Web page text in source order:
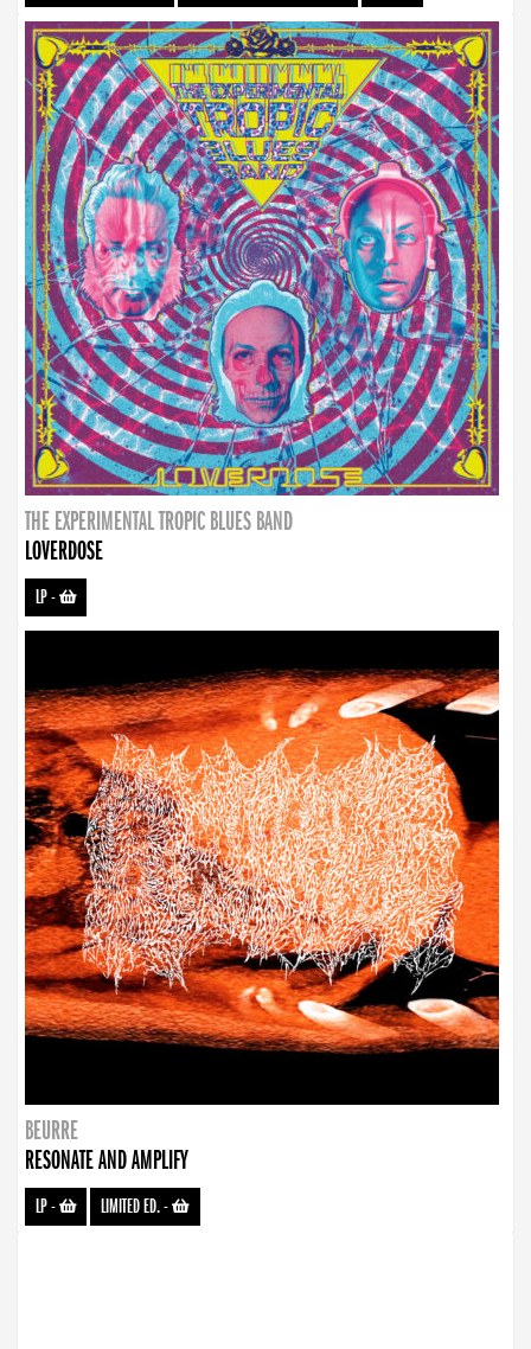
THE EXPERIMENTAL TROPIC BLUES BAND
LOVERDOSE
LP-
BEURRE
RESONATE AND AMPLIFY
LP- LIMITED ED.-